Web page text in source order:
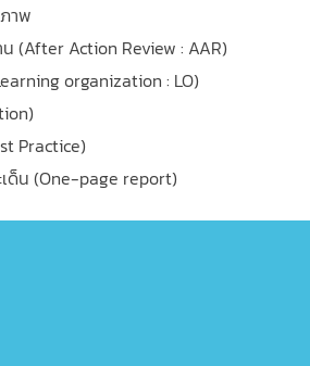
าพ
(After Action Review : AAR)
organization : LO)
Practice)
เด็น (One-page report)